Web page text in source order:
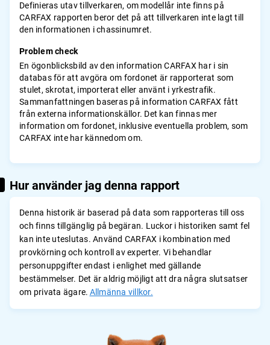
Definieras utav tillverkaren, om modellår inte finns på
CARFAX rapporten beror det på att tillverkaren inte lagt till
den informationen i chassinumret.
Problem check
En ögonblicksbild av den information CARFAX har i sin
databas för att avgöra om fordonet är rapporterat som
stulet, skrotat, importerat eller använt i yrkestrafik.
Sammanfattningen baseras på information CARFAX fått
från externa informationskällor. Det kan finnas mer
information om fordonet, inklusive eventuella problem, som
CARFAX inte har kännedom om.
Hur använder jag denna rapport
Denna historik är baserad på data som rapporteras till oss
och finns tillgänglig på begäran. Luckor i historiken samt fel
kan inte uteslutas. Använd CARFAX i kombination med
provkörning och kontroll av experter. Vi behandlar
personuppgifter endast i enlighet med gällande
bestämmelser. Det är aldrig möjligt att dra några slutsatser
om privata ägare. Allmänna villkor.